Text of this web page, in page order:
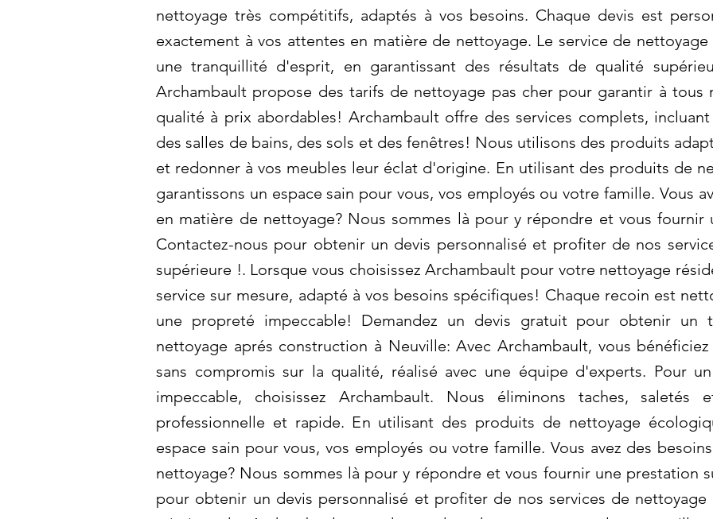
nettoyage très compétitifs, adaptés à vos besoins. Chaque devis est
exactement à vos attentes en matière de nettoyage. Le service de
une tranquillité d'esprit, en garantissant des résultats de qualité
Archambault propose des tarifs de nettoyage pas cher pour garantir à tous
qualité à prix abordables! Archambault offre des services complets,
des salles de bains, des sols et des fenêtres! Nous utilisons des produits
et redonner à vos meubles leur éclat d'origine. En utilisant des produits de
garantissons un espace sain pour vous, vos employés ou votre famille. Vous
en matière de nettoyage? Nous sommes là pour y répondre et vous fournir
Contactez-nous pour obtenir un devis personnalisé et profiter de nos
supérieure !. Lorsque vous choisissez Archambault pour votre nettoyage
service sur mesure, adapté à vos besoins spécifiques! Chaque recoin est
une propreté impeccable! Demandez un devis gratuit pour obtenir un
nettoyage aprés construction à Neuville: Avec Archambault, vous
sans compromis sur la qualité, réalisé avec une équipe d'experts. Pour
impeccable, choisissez Archambault. Nous éliminons taches, saletés
professionnelle et rapide. En utilisant des produits de nettoyage
espace sain pour vous, vos employés ou votre famille. Vous avez des
nettoyage? Nous sommes là pour y répondre et vous fournir une prestation
pour obtenir un devis personnalisé et profiter de nos services de